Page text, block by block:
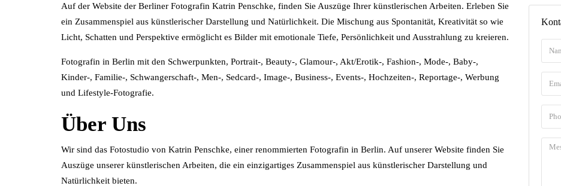
Auf der Website der Berliner Fotografin Katrin Penschke, finden Sie Auszüge Ihrer künstlerischen Arbeiten. Erleben Sie
ein Zusammenspiel aus künstlerischer Darstellung und Natürlichkeit. Die Mischung aus Spontanität, Kreativität so wie
Licht, Schatten und Perspektive ermöglicht es Bilder mit emotionale Tiefe, Persönlichkeit und Ausstrahlung zu kreieren.
Fotografin in Berlin mit den Schwerpunkten, Portrait-, Beauty-, Glamour-, Akt/Erotik-, Fashion-, Mode-, Baby-,
Kinder-, Familie-, Schwangerschaft-, Men-, Sedcard-, Image-, Business-, Events-, Hochzeiten-, Reportage-, Werbung
und Lifestyle-Fotografie.
Über Uns
Wir sind das Fotostudio von Katrin Penschke, einer renommierten Fotografin in Berlin. Auf unserer Website finden Sie
Auszüge unserer künstlerischen Arbeiten, die ein einzigartiges Zusammenspiel aus künstlerischer Darstellung und
Natürlichkeit bieten.